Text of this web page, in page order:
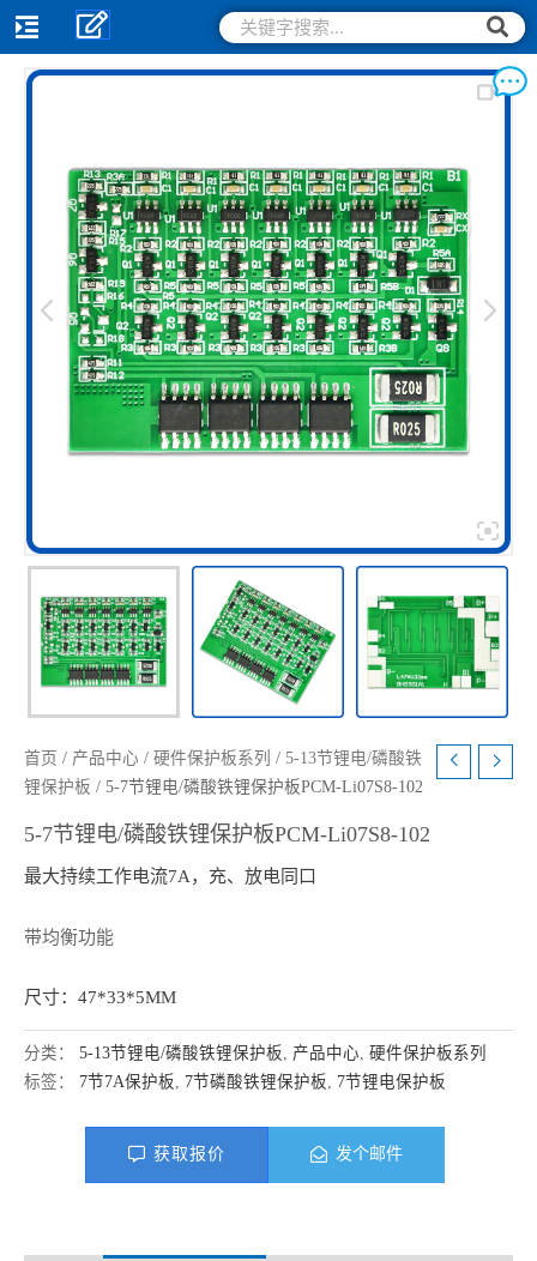
跳
至
搜
索
搜
索
首页 / 产品中心 / 硬件保护板系列 / 5-13节锂电/磷酸铁
锂保护板 / 5-7节锂电/磷酸铁锂保护板PCM-Li07S8-102
5-7节锂电/磷酸铁锂保护板PCM-Li07S8-102
最大持续工作电流7A，充、放电同口
带均衡功能
尺寸：47*33*5MM
分类： 5-13节锂电/磷酸铁锂保护板 产品中心 硬件保护板系列
标签： 7节7A保护板 7节磷酸铁锂保护板 7节锂电保护板
获取报价 发个邮件